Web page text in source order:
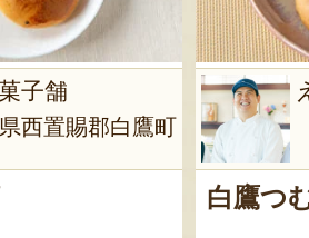
子舗
西置賜郡白鷹町
白鷹つ